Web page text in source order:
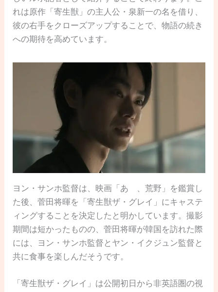
れは原作「寄生獣」の主人公・泉新一の名を借り、
彼の右手をクローズアップすることで、物語の続き
への期待を高めています。
ヨン・サンホ監督は、映画「あゝ、荒野」を鑑賞し
た後、菅田将暉を「寄生獣ザ・グレイ」にキャステ
ィングすることを決定したと明かしています。撮影
期間は短かったものの、菅田将暉が韓国を訪れた際
には、ヨン・サンホ監督とヤン・イクジュン監督と
共に食事を楽しんだそうです。
「寄生獣ザ・グレイ」は公開初日から非英語圏の視